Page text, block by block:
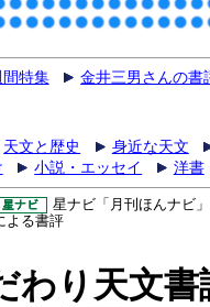
特集 金井三男さんの書
天文と歴史
身近な天文
小説・エッセイ 洋書
星ナビ「月刊ほんナビ
よる書評
わり天文